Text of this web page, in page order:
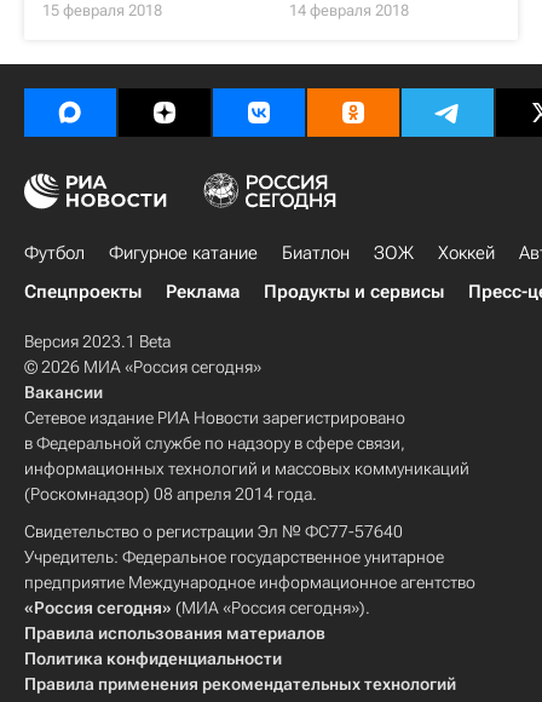
15 февраля 2018 14 февраля 2018
Футбол Фигурное катание Биатлон ЗОЖ Хоккей
Спецпроекты
Реклама Продукты и сервисы Пресс-
Версия 2023.1 Beta
© 2026 МИА «Россия сегодня»
Вакансии
Сетевое издание РИА Новости зарегистрировано
в Федеральной службе по надзору в сфере связи,
информационных технологий и массовых коммуникаций
(Роскомнадзор) 08 апреля 2014 года.
Свидетельство о регистрации Эл № ФС77-57640
Учредитель: Федеральное государственное унитарное
предприятие Международное информационное агентство
«Россия сегодня» (МИА «Россия сегодня»).
Правила использования материалов
Политика конфиденциальности
Правила применения рекомендательных технологий